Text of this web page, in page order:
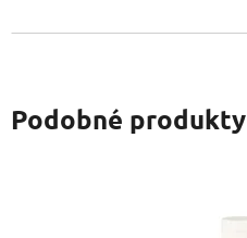
Podobné produkty